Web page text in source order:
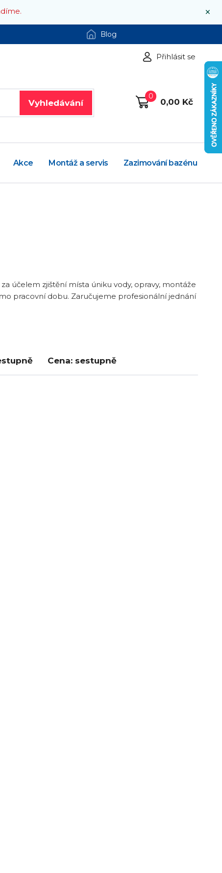
×
Blog
Přihlásit se
Vyhledávání
0
0,00 Kč
Akce Montáž a servis Zazimování bazénu
účelem zjištění místa úniku vody, opravy, montáže
pracovní dobu. Zaručujeme profesionální jednání
Cena: sestupně